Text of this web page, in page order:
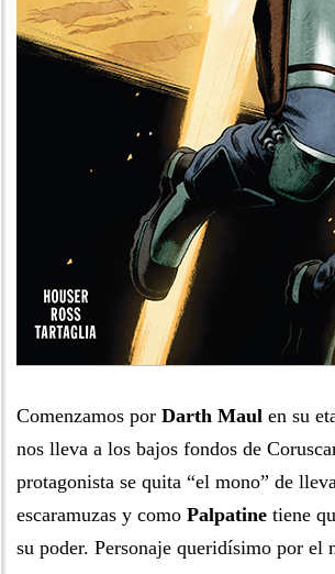
Comenzamos por Darth Maul en su
nos lleva a los bajos fondos de
protagonista se quita “el mono” de
escaramuzas y como Palpatine tiene
su poder. Personaje queridísimo por el